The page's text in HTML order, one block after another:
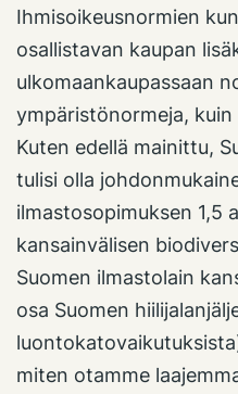
Ihmisoikeusnormien
osallistavan kaupan
ulkomaankaupassaan
ympäristönormeja, kuin
Kuten edellä mainittu,
tulisi olla
ilmastosopimuksen 1,5
kansainvälisen
Suomen ilmastolain
osa Suomen
miten otamme